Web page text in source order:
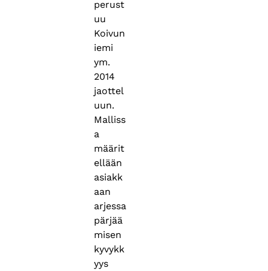
perust
uu
Koivun
iemi
ym.
2014
jaottel
uun.
Malliss
a
määrit
ellään
asiakk
aan
arjessa
pärjää
misen
kyvykk
yys